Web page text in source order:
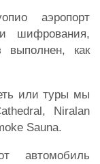
аэропорт
шифрования,
выполнен, как
или туры мы
Niralan
Sauna.
автомобиль